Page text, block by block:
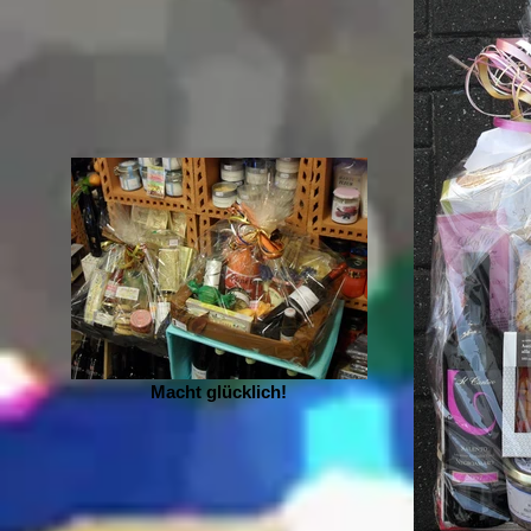
Macht glücklich!